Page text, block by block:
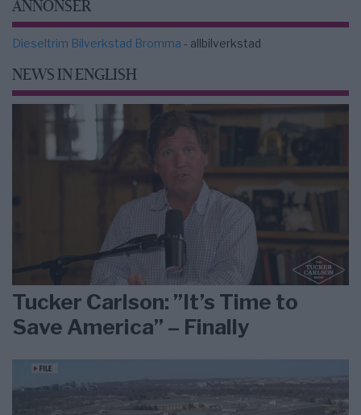
ANNONSER
Dieseltrim Bilverkstad Bromma - allbilverkstad
NEWS IN ENGLISH
Tucker Carlson: ”It’s Time to
Save America” – Finally